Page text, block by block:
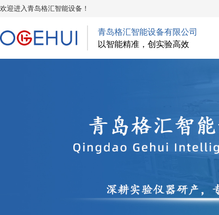
欢迎进入青岛格汇智能设备！
青岛格汇智能设备有限公司
以智能精准，创实验高效